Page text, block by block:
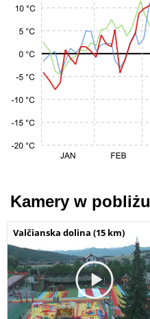
Kamery w pobliżu
Valčianska dolina (15 km)